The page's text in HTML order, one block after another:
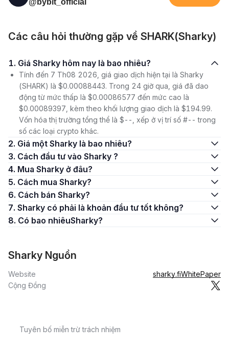
@bybit_official
Các câu hỏi thường gặp về SHARK(Sharky)
1. Giá Sharky hôm nay là bao nhiêu?
Tính đến 7 Th08 2026, giá giao dịch hiện tại là Sharky
(SHARK) là $0.00088443. Trong 24 giờ qua, giá đã dao
động từ mức thấp là $0.00086577 đến mức cao là
$0.00089397, kèm theo khối lượng giao dịch là $194.99.
Vốn hóa thị trường tổng thể là $--, xếp ở vị trí số #-- trong
số các loại crypto khác.
2. Giá một Sharky là bao nhiêu?
3. Cách đầu tư vào Sharky ?
4. Mua Sharky ở đâu?
5. Cách mua Sharky?
6. Cách bán Sharky?
7. Sharky có phải là khoản đầu tư tốt không?
8. Có bao nhiêuSharky?
Sharky Nguồn
Website sharky.fiWhitePaper
Cộng Đồng
Tuyên bố miễn trừ trách nhiệm